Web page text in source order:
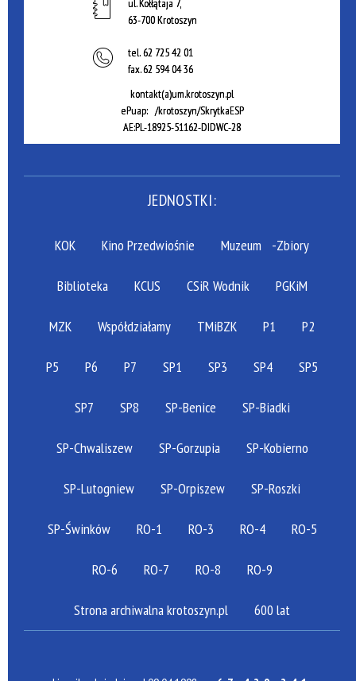
ul. Kołłątaja 7,
63-700 Krotoszyn
tel.62 725 42 01
fax.62 594 04 36
kontakt(a)um.krotoszyn.pl
ePuap: /krotoszyn/SkrytkaESP
AE:PL-18925-51162-DIDWC-28
JEDNOSTKI:
KOK Kino Przedwiośnie Muzeum -Zbiory
Biblioteka KCUS CSiR Wodnik PGKiM
MZK Współdziałamy TMiBZK P1 P2
P5 P6 P7 SP1 SP3 SP4 SP5
SP7 SP8 SP-Benice SP-Biadki
SP-Chwaliszew SP-Gorzupia SP-Kobierno
SP-Lutogniew SP-Orpiszew SP-Roszki
SP-Świnków RO-1 RO-3 RO-4 RO-5
RO-6 RO-7 RO-8 RO-9
Strona archiwalna krotoszyn.pl 600 lat